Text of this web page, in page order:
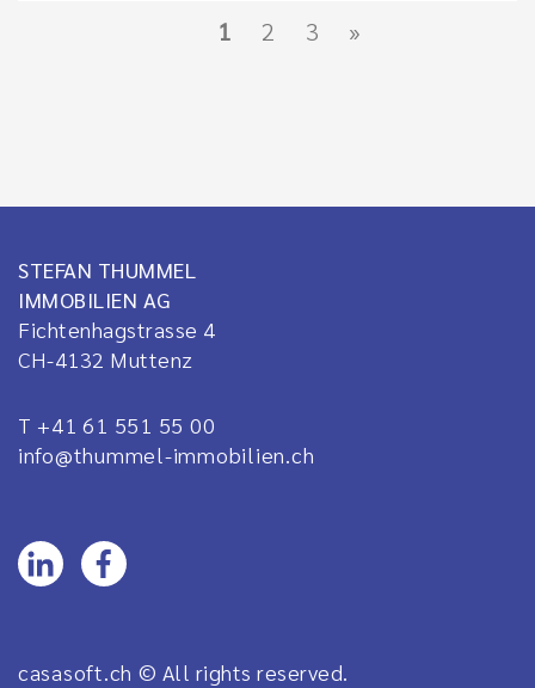
1 2 3 »
STEFAN THUMMEL
IMMOBILIEN AG
Fichtenhagstrasse 4
CH-4132 Muttenz
T +41 61 551 55 00
info@thummel-immobilien.ch
casasoft.ch © All rights reserved.